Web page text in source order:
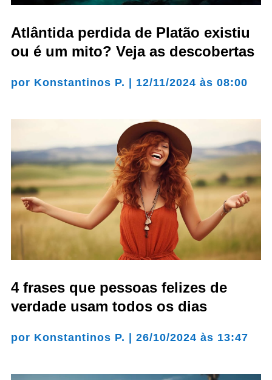
Atlântida perdida de Platão existiu
ou é um mito? Veja as descobertas
por Konstantinos P. | 12/11/2024 às 08:00
4 frases que pessoas felizes de
verdade usam todos os dias
por Konstantinos P. | 26/10/2024 às 13:47